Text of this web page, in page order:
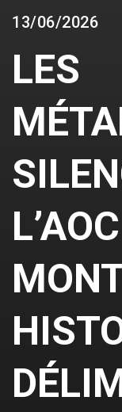
13/06/2026
LES
L’AOC